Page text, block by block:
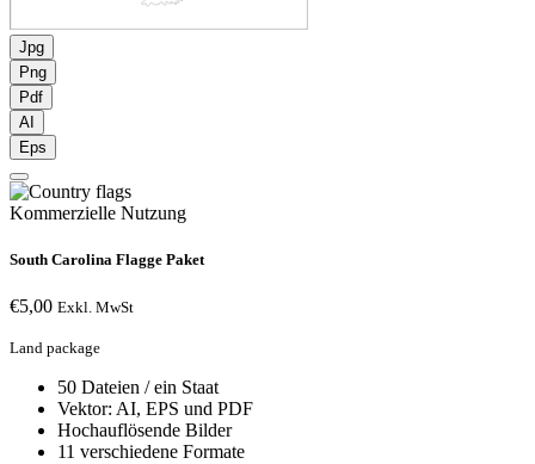
Jpg
Png
Pdf
AI
Eps
Kommerzielle Nutzung
South Carolina Flagge Paket
€5,00 Exkl. MwSt
Land package
50 Dateien / ein Staat
Vektor: AI, EPS und PDF
Hochauflösende Bilder
11 verschiedene Formate